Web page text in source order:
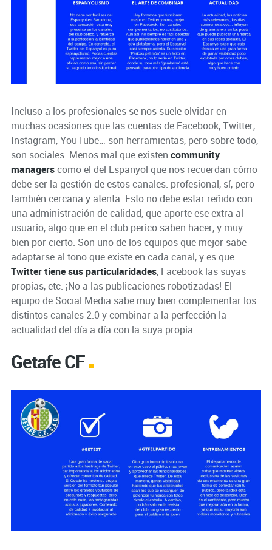
Incluso a los profesionales se nos suele olvidar en
muchas ocasiones que las cuentas de Facebook, Twitter,
Instagram, YouTube… son herramientas, pero sobre todo,
son sociales. Menos mal que existen community
managerscomo el del Espanyol que nos recuerdan cómo
debe ser la gestión de estos canales: profesional, sí, pero
también cercana y atenta. Esto no debe estar reñido con
una administración de calidad, que aporte ese extra al
usuario, algo que en el club perico saben hacer, y muy
bien por cierto. Son uno de los equipos que mejor sabe
adaptarse al tono que existe en cada canal, y es que
Twitter tiene sus particularidades, Facebook las suyas
propias, etc. ¡No a las publicaciones robotizadas! El
equipo de Social Media sabe muy bien complementar los
distintos canales 2.0 y combinar a la perfección la
actualidad del día a día con la suya propia.
Getafe CF